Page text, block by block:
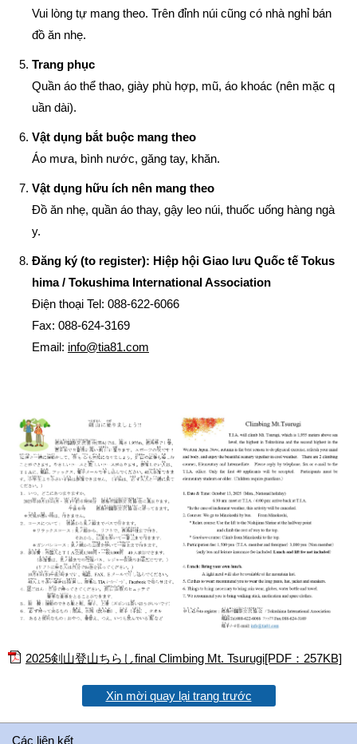
Vui lòng tự mang theo. Trên đỉnh núi cũng có nhà nghỉ bán
đồ ăn nhẹ.
Trang phục
Quần áo thể thao, giày phù hợp, mũ, áo khoác (nên mặc q
uần dài).
Vật dụng bắt buộc mang theo
Áo mưa, bình nước, găng tay, khăn.
Vật dụng hữu ích nên mang theo
Đồ ăn nhẹ, quần áo thay, gậy leo núi, thuốc uống hàng ngà
y.
Đăng ký (to register): Hiệp hội Giao lưu Quốc tế Tokus
hima / Tokushima International Association
Điện thoại Tel: 088-622-6066
Fax: 088-624-3169
Email: info@tia81.com
2025剣山登山ちらしfinal Climbing Mt. Tsurugi[PDF：257KB]
Xin mời quay lại trang trước
Các liên kết